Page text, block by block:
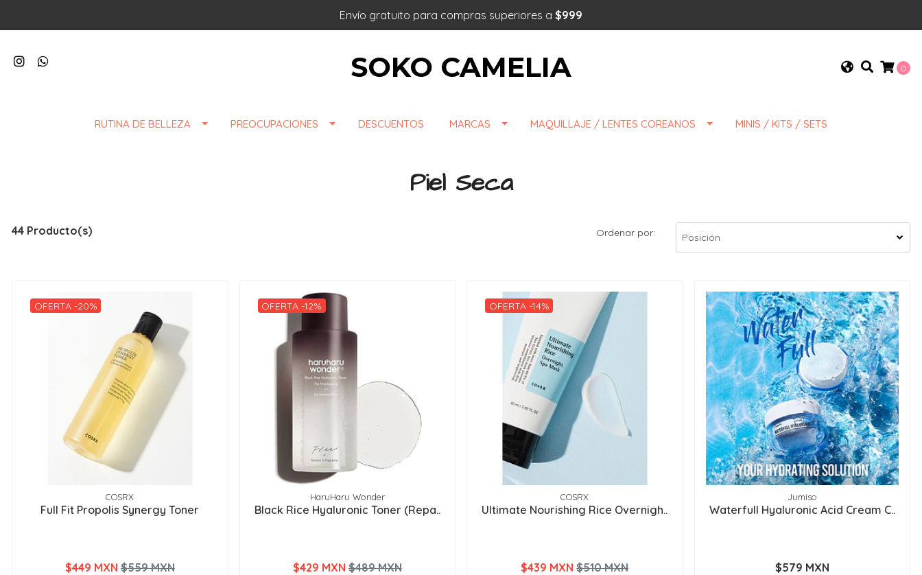
Envío gratuito para compras superiores a $999
SOKO CAMELIA 0
RUTINA DE BELLEZA PREOCUPACIONES DESCUENTOS MARCAS MAQUILLAJE / LENTES COREANOS MINIS / KITS / SETS
Piel Seca
44 Producto(s) Ordenar por:
OFERTA -20%
COSRX
Full Fit Propolis Synergy Toner
$449 MXN $559 MXN
OFERTA -12%
HaruHaru Wonder
Black Rice Hyaluronic Toner (Repa..
$429 MXN $489 MXN
OFERTA -14%
COSRX
Ultimate Nourishing Rice Overnigh..
$439 MXN $510 MXN
Jumiso
Waterfull Hyaluronic Acid Cream C..
$579 MXN